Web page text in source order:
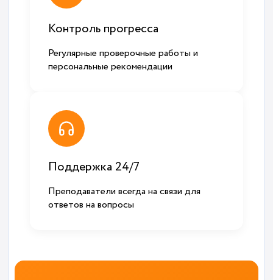
Контроль прогресса
Регулярные проверочные работы и
персональные рекомендации
Поддержка 24/7
Преподаватели всегда на связи для
ответов на вопросы